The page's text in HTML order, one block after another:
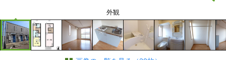
外観